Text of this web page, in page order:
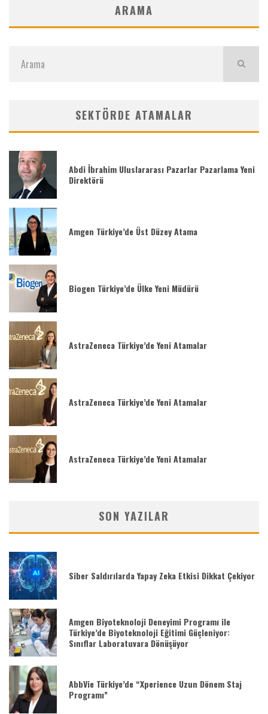
ARAMA
SEKTÖRDE ATAMALAR
Abdi İbrahim Uluslararası Pazarlar Pazarlama Yeni
Direktörü
Amgen Türkiye’de Üst Düzey Atama
Biogen Türkiye’de Ülke Yeni Müdürü
AstraZeneca Türkiye’de Yeni Atamalar
AstraZeneca Türkiye’de Yeni Atamalar
AstraZeneca Türkiye’de Yeni Atamalar
SON YAZILAR
Siber Saldırılarda Yapay Zeka Etkisi Dikkat Çekiyor
Amgen Biyoteknoloji Deneyimi Programı ile
Türkiye’de Biyoteknoloji Eğitimi Güçleniyor:
Sınıflar Laboratuvara Dönüşüyor
AbbVie Türkiye’de “Xperience Uzun Dönem Staj
Programı”